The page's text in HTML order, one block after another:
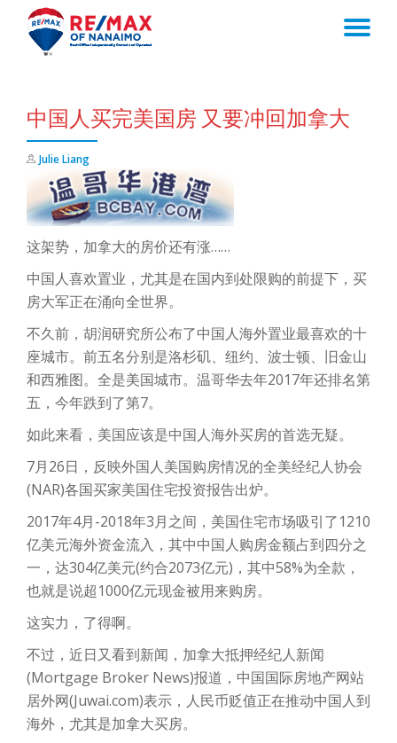
中国人买完美国房 又要冲回加拿大
Julie Liang
这架势，加拿大的房价还有涨……
中国人喜欢置业，尤其是在国内到处限购的前提下，买
房大军正在涌向全世界。
不久前，胡润研究所公布了中国人海外置业最喜欢的十
座城市。前五名分别是洛杉矶、纽约、波士顿、旧金山
和西雅图。全是美国城市。温哥华去年2017年还排名第
五，今年跌到了第7。
如此来看，美国应该是中国人海外买房的首选无疑。
7月26日，反映外国人美国购房情况的全美经纪人协会
(NAR)各国买家美国住宅投资报告出炉。
2017年4月-2018年3月之间，美国住宅市场吸引了1210
亿美元海外资金流入，其中中国人购房金额占到四分之
一，达304亿美元(约合2073亿元)，其中58%为全款，
也就是说超1000亿元现金被用来购房。
这实力，了得啊。
不过，近日又看到新闻，加拿大抵押经纪人新闻
(Mortgage Broker News)报道，中国国际房地产网站
居外网(Juwai.com)表示，人民币贬值正在推动中国人到
海外，尤其是加拿大买房。